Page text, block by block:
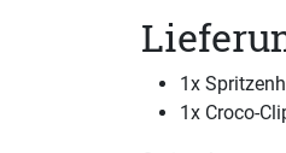
1x
1x Croco-